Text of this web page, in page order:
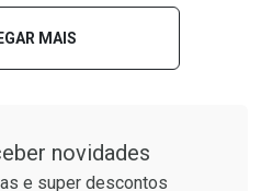
Laboratório
Por Menos
MAIS
novidades
e super descontos